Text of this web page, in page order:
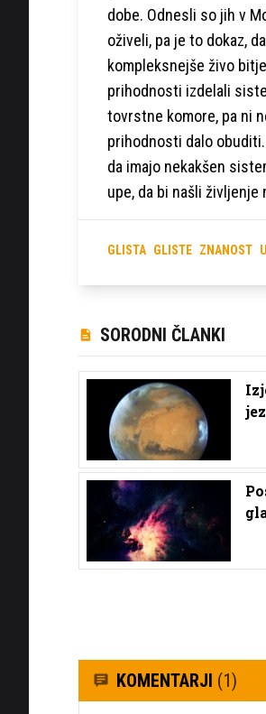
dobe. Odnesli so jih v
oživeli, pa je to dokaz,
kompleksnejše živo
prihodnosti izdelali
tovrstne komore, pa ni
prihodnosti dalo
da imajo nekakšen
upe, da bi našli
GLISTA GLISTE ZNANOST
SORODNI ČLANKI
KOMENTARJI (1)